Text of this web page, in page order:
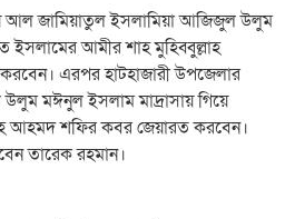
আল জামিয়াতুল ইসলামিয়া আজিজুল উলুম
ইসলামের আমীর শাহ মুহিব্বুল্লাহ
এরপর হাটহাজারী উপজেলার
মঈনুল ইসলাম মাদ্রাসায় গিয়ে
আহমদ শফির কবর জেয়ারত করবেন।
তারেক রহমান।